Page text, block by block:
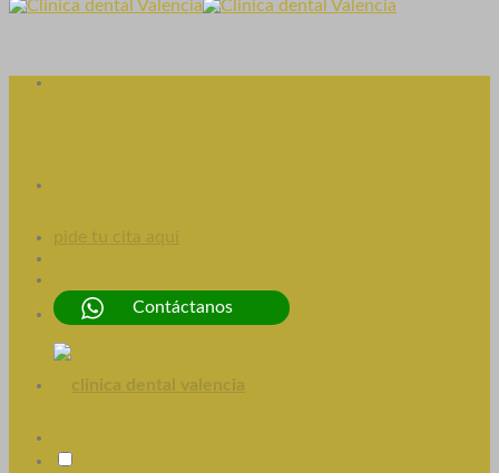
pide tu cita aquí
Contáctanos